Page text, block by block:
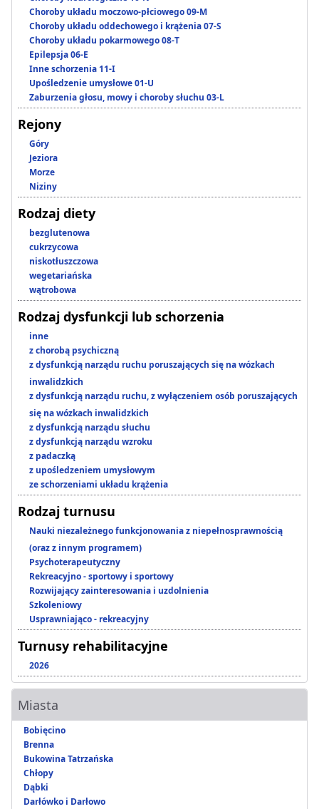
Choroby układu moczowo-płciowego 09-M
Choroby układu oddechowego i krążenia 07-S
Choroby układu pokarmowego 08-T
Epilepsja 06-E
Inne schorzenia 11-I
Upośledzenie umysłowe 01-U
Zaburzenia głosu, mowy i choroby słuchu 03-L
Rejony
Góry
Jeziora
Morze
Niziny
Rodzaj diety
bezglutenowa
cukrzycowa
niskotłuszczowa
wegetariańska
wątrobowa
Rodzaj dysfunkcji lub schorzenia
inne
z chorobą psychiczną
z dysfunkcją narządu ruchu poruszających się na wózkach
inwalidzkich
z dysfunkcją narządu ruchu, z wyłączeniem osób poruszających
się na wózkach inwalidzkich
z dysfunkcją narządu słuchu
z dysfunkcją narządu wzroku
z padaczką
z upośledzeniem umysłowym
ze schorzeniami układu krążenia
Rodzaj turnusu
Nauki niezależnego funkcjonowania z niepełnosprawnością
(oraz z innym programem)
Psychoterapeutyczny
Rekreacyjno - sportowy i sportowy
Rozwijający zainteresowania i uzdolnienia
Szkoleniowy
Usprawniająco - rekreacyjny
Turnusy rehabilitacyjne
2026
Miasta
Bobięcino
Brenna
Bukowina Tatrzańska
Chłopy
Dąbki
Darłówko i Darłowo